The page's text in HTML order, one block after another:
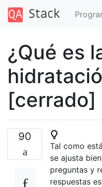
¿Qué es
[cerrado]
90
Tal como
se ajusta
preguntas y
respuestas